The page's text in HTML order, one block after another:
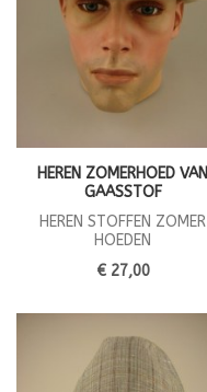
HEREN ZOMERHOED VAN
GAASSTOF
HEREN STOFFEN ZOMER
HOEDEN
€ 27,00